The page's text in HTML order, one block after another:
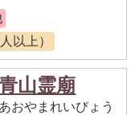
以上）
山霊廟
おやまれいびょう